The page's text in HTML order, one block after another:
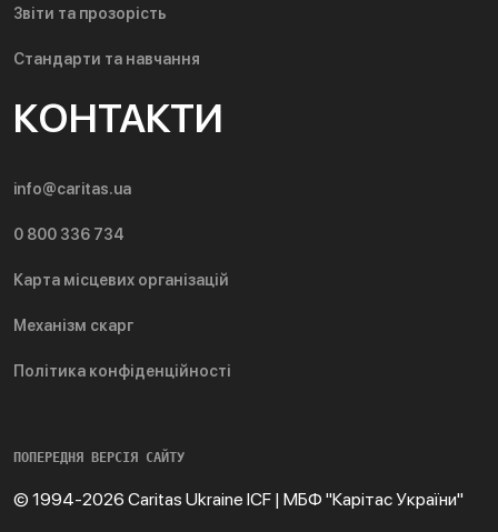
Звіти та прозорість
Стандарти та навчання
КОНТАКТИ
info@caritas.ua
0 800 336 734
Карта місцевих організацій
Механізм скарг
Політика конфіденційності
ПОПЕРЕДНЯ ВЕРСІЯ САЙТУ
© 1994-2026 Caritas Ukraine ICF | МБФ "Карітас України"